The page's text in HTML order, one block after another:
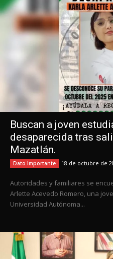
Buscan a joven
desaparecida tras
Mazatlán.
Dato Importante 18 de octubre de
Autoridades y familiares se
Arlette Acevedo Romero, una
Universidad Autónoma...